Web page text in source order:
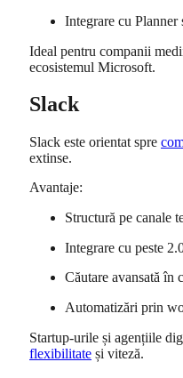
Integrare cu Planner
Ideal pentru companii
ecosistemul Microsoft.
Slack
Slack este orientat spre
extinse.
Avantaje:
Structură pe canale
Integrare cu peste
Căutare avansată în
Automatizări prin
Startup-urile și agențiile
flexibilitate și viteză.